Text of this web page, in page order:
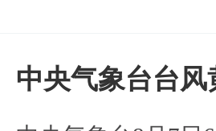
中央气象台台风